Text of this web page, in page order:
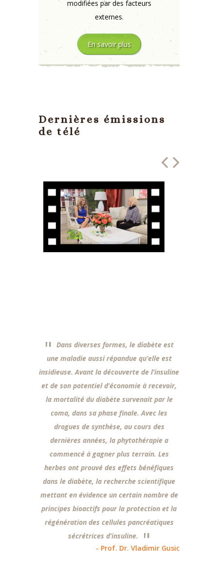
modifiées par des facteurs
externes.
En savoir plus
Dernières émissions
de télé
Dans diverses formes, le diabète est
une maladie aussi répandue qu’elle est
insidieuse. Avant la découverte de l’insuline
et de son potentiel d’économie à recevoir,
la mortalité du diabète survenait par le
coma, dans sa phase finale. Avec les
drogues de synthèse, au cours des
dernières années, la phytothérapie a
commencé à gagner plus terrain. Les
herbes ont prouvé des effets bénéfiques
dans le diabète, la recherche scientifique
mettant en évidence un certain nombre de
principes bioactifs pour la protection et la
régénération des cellules pancréatiques
sécrétrices d’insuline.
- Prof. Dr. Vladimir Gusic